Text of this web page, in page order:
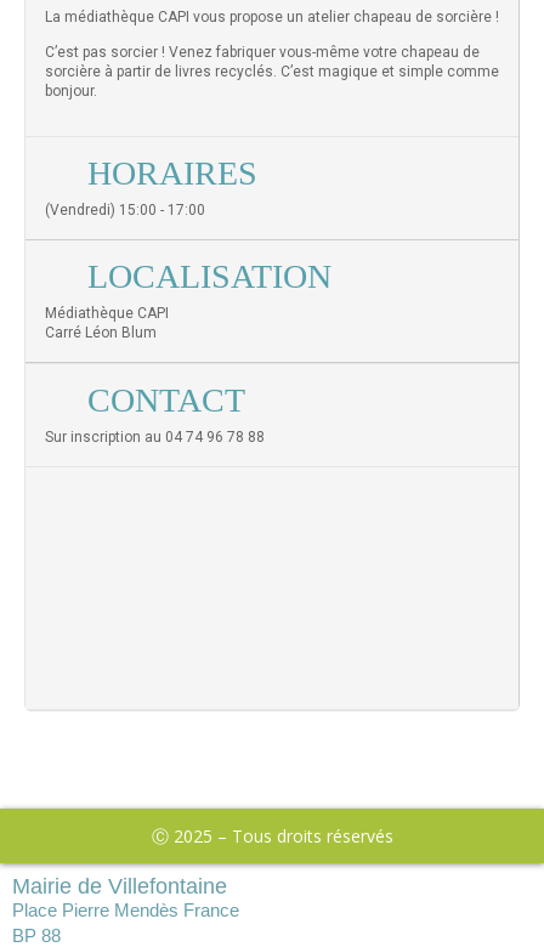
La médiathèque CAPI vous propose un atelier chapeau de sorcière !
C’est pas sorcier ! Venez fabriquer vous-même votre chapeau de
sorcière à partir de livres recyclés. C’est magique et simple comme
bonjour.
HORAIRES
(Vendredi) 15:00 - 17:00
LOCALISATION
Médiathèque CAPI
Carré Léon Blum
CONTACT
Sur inscription au 04 74 96 78 88
Ⓒ 2025 – Tous droits réservés
Mairie de Villefontaine
Place Pierre Mendès France
BP 88